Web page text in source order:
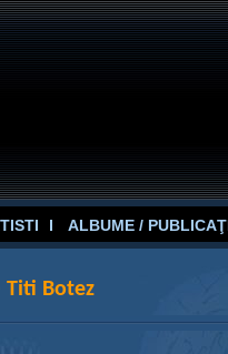
ALBUME /
Titi Botez